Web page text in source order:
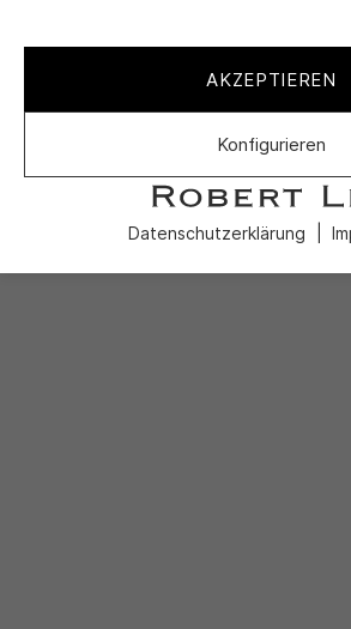
AKZEPTIEREN
Konfigurieren
Datenschutzerklärung